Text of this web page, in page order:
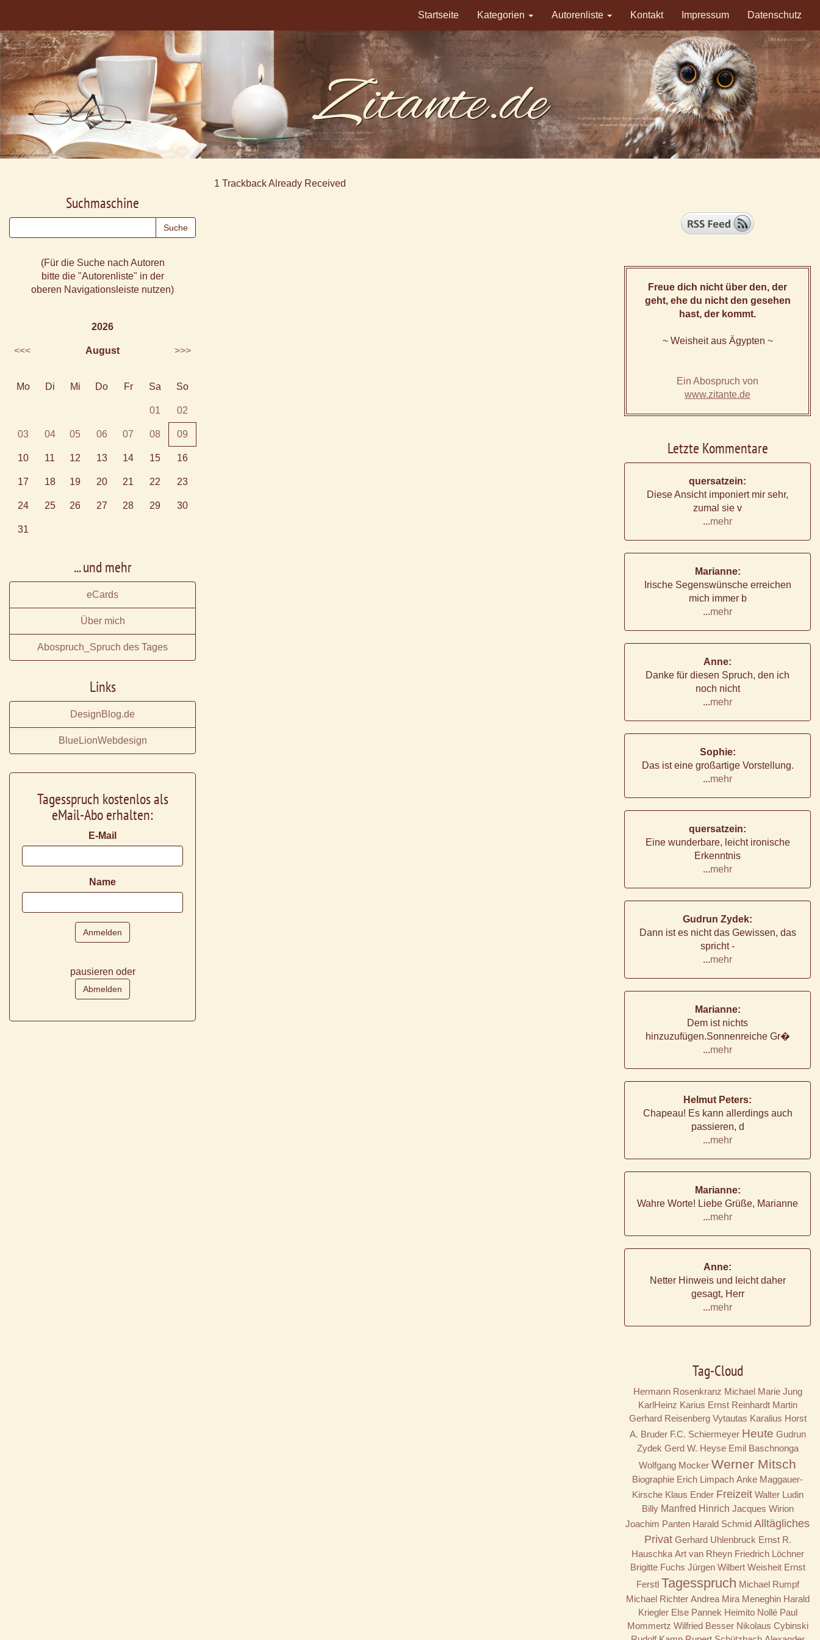
Startseite Kategorien Autorenliste Kontakt Impressum Datenschutz
1 Trackback Already Received
Suchmaschine
(Für die Suche nach Autoren
bitte die "Autorenliste" in der
oberen Navigationsleiste nutzen)
2026
<<< August >>>
Mo Di Mi Do Fr Sa So
01 02
03 04 05 06 07 08 09
10 11 12 13 14 15 16
17 18 19 20 21 22 23
24 25 26 27 28 29 30
31
... und mehr
eCards
Über mich
Abospruch_Spruch des Tages
Links
DesignBlog.de
BlueLionWebdesign
Tagesspruch kostenlos als
eMail-Abo erhalten:
E-Mail
Name
pausieren oder
Freue dich nicht über den, der
geht, ehe du nicht den gesehen
hast, der kommt.
~ Weisheit aus Ägypten ~
Ein Abospruch von
www.zitante.de
Letzte Kommentare
quersatzein:
Diese Ansicht imponiert mir sehr,
zumal sie v
...mehr
Marianne:
Irische Segenswünsche erreichen
mich immer b
...mehr
Anne:
Danke für diesen Spruch, den ich
noch nicht
...mehr
Sophie:
Das ist eine großartige Vorstellung.
...mehr
quersatzein:
Eine wunderbare, leicht ironische
Erkenntnis
...mehr
Gudrun Zydek:
Dann ist es nicht das Gewissen, das
spricht -
...mehr
Marianne:
Dem ist nichts
hinzuzufügen.Sonnenreiche Gr�
...mehr
Helmut Peters:
Chapeau! Es kann allerdings auch
passieren, d
...mehr
Marianne:
Wahre Worte! Liebe Grüße, Marianne
...mehr
Anne:
Netter Hinweis und leicht daher
gesagt, Herr
...mehr
Tag-Cloud
Hermann Rosenkranz Michael Marie Jung
KarlHeinz Karius Ernst Reinhardt Martin
Gerhard Reisenberg Vytautas Karalius Horst
A. Bruder F.C. Schiermeyer Heute Gudrun
Zydek Gerd W. Heyse Emil Baschnonga
Wolfgang Mocker Werner Mitsch
Biographie Erich Limpach Anke Maggauer-
Kirsche Klaus Ender Freizeit Walter Ludin
Billy Manfred Hinrich Jacques Wirion
Joachim Panten Harald Schmid Alltägliches
Privat Gerhard Uhlenbruck Ernst R.
Hauschka Art van Rheyn Friedrich Löchner
Brigitte Fuchs Jürgen Wilbert Weisheit Ernst
Ferstl Tagesspruch Michael Rumpf
Michael Richter Andrea Mira Meneghin Harald
Kriegler Else Pannek Heimito Nollé Paul
Mommertz Wilfried Besser Nikolaus Cybinski